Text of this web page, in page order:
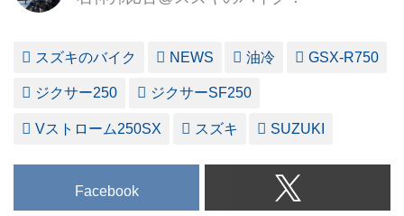
スズキのバイク NEWS 油冷 GSX-R750
ジクサー250 ジクサーSF250
Vストローム250SX スズキ SUZUKI
Facebook